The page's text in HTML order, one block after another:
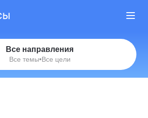
Все направления
Все темы•Все цели